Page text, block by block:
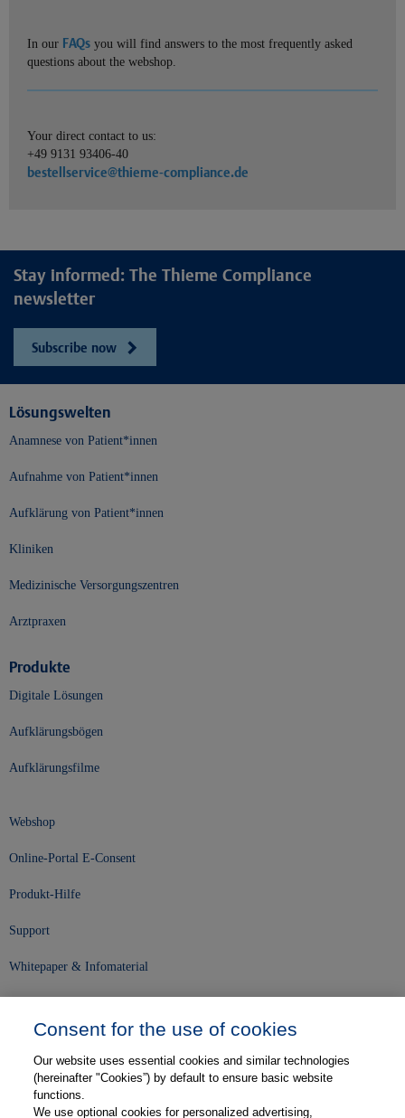
In our FAQs you will find answers to the most frequently asked
questions about the webshop.
Your direct contact to us:
+49 9131 93406-40
bestellservice@thieme-compliance.de
Stay informed: The Thieme Compliance
newsletter
Subscribe now
Lösungswelten
Anamnese von Patient*innen
Aufnahme von Patient*innen
Aufklärung von Patient*innen
Kliniken
Medizinische Versorgungszentren
Arztpraxen
Produkte
Digitale Lösungen
Aufklärungsbögen
Aufklärungsfilme
Webshop
Online-Portal E-Consent
Produkt-Hilfe
Support
Whitepaper & Infomaterial
Karriere
Kontakt
Consent for the use of cookies
Our website uses essential cookies and similar technologies
(hereinafter "Cookies”) by default to ensure basic website
functions.
We use optional cookies for personalized advertising,